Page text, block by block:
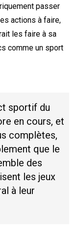
passer
actions à faire,
les faire à sa
comme un sport
sportif du
en cours, et
complètes,
que le
des
les jeux
à leur